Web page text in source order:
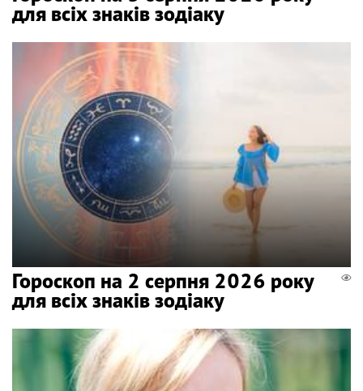
для всіх знаків зодіаку
Гороскоп на 2 серпня 2026 року
для всіх знаків зодіаку